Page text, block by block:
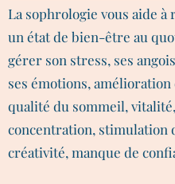
La sophrologie vous aide
un état de bien-être au
gérer son stress, ses
ses émotions, amélioration
qualité du sommeil, vitalité,
concentration, stimulation
créativité, manque de